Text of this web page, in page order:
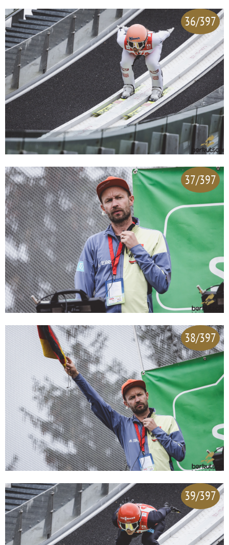
36/397
37/397
38/397
39/397